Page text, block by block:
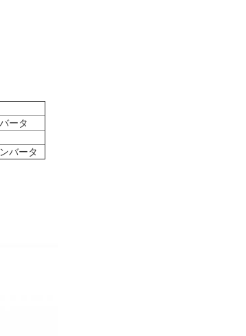
ータ
バータ